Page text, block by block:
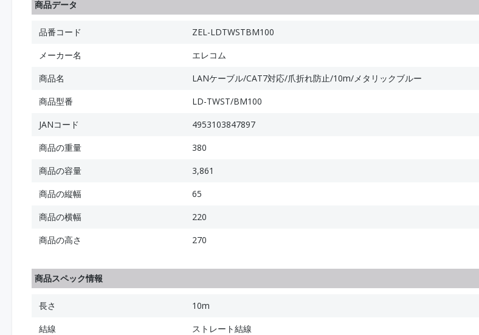
商品データ
品番コード
ZEL-LDTWSTBM100
メーカー名
エレコム
商品名
LANケーブル/CAT7対応/爪折れ防止/10m/メタリックブルー
商品型番
LD-TWST/BM100
JANコード
4953103847897
商品の重量
380
商品の容量
3,861
商品の縦幅
65
商品の横幅
220
商品の高さ
270
商品スペック情報
長さ
10m
結線
ストレート結線